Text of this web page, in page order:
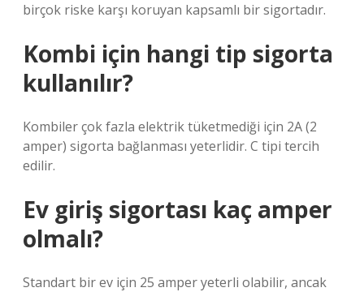
birçok riske karşı koruyan kapsamlı bir sigortadır.
Kombi için hangi tip sigorta
kullanılır?
Kombiler çok fazla elektrik tüketmediği için 2A (2
amper) sigorta bağlanması yeterlidir. C tipi tercih
edilir.
Ev giriş sigortası kaç amper
olmalı?
Standart bir ev için 25 amper yeterli olabilir, ancak